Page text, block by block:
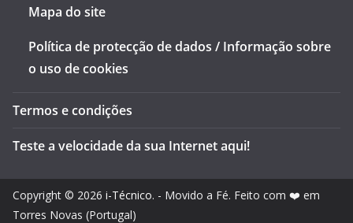
Mapa do site
Política de protecção de dados / Informação sobre
o uso de cookies
Termos e condições
Teste a velocidade da sua Internet aqui!
Copyright © 2026 i-Técnico. - Movido a Fé. Feito com ❤️ em
Torres Novas (Portugal)